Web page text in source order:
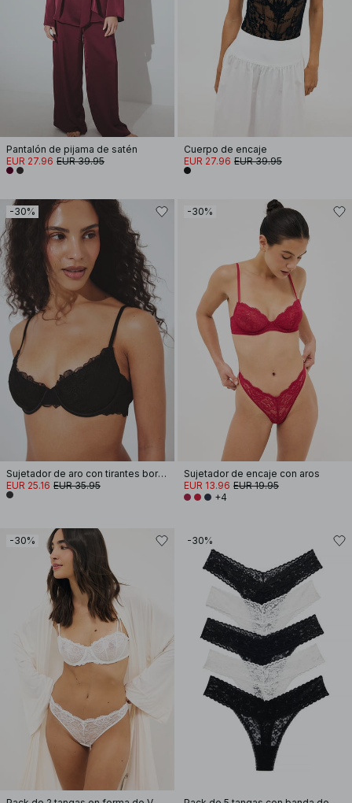
Pantalón de pijama de satén
EUR 27.96 EUR 39.95
Cuerpo de encaje
EUR 27.96 EUR 39.95
-30%
Sujetador de aro con tirantes bordados
EUR 25.16 EUR 35.95
-30%
Sujetador de encaje con aros
EUR 13.96 EUR 19.95
+4
-30% -30%